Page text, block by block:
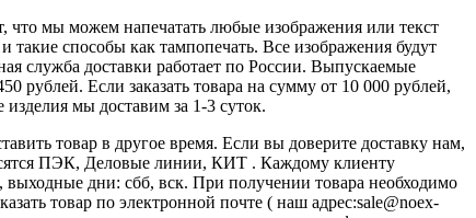
что мы можем напечатать любые изображения или текст
способы как тампопечать. Все изображения будут
служба доставки работает по России. Выпускаемые
рублей. Если заказать товара на сумму от 10 000 рублей,
мы доставим за 1-3 суток.
товар в другое время. Если вы доверите доставку нам,
ПЭК, Деловые линии, КИТ . Каждому клиенту
дни: сбб, вск. При получении товара необходимо
товар по электронной почте ( наш адрес:sale@noex-